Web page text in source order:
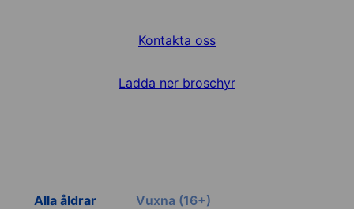
Kontakta oss
Ladda ner broschyr
Alla åldrar Vuxna (16+)